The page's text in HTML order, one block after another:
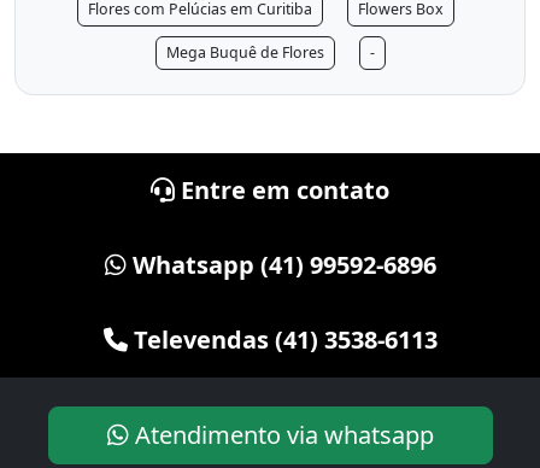
Flores com Pelúcias em Curitiba Flowers Box
Mega Buquê de Flores -
Entre em contato
Whatsapp (41) 99592-6896
Televendas (41) 3538-6113
Atendimento via whatsapp